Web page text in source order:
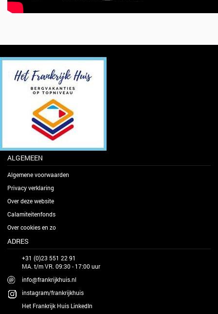
ALGEMEEN
Algemene voorwaarden
Privacy verklaring
Over deze website
Calamiteitenfonds
Over cookies en zo
ADRES
+31 (0)23 551 22 91
MA. t/m VR. 09:30 - 17:00 uur
info@frankrijkhuis.nl
instagram/frankrijkhuis
Het Frankrijk Huis LinkedIn